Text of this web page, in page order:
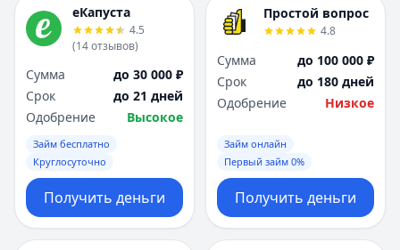
еКапуста
4.5
(14отзывов)
Сумма
до 30 000 ₽
Срок
до 21 дней
Одобрение
Высокое
Займ бесплатно
Круглосуточно
Получить деньги
Простой вопрос
4.8
Сумма
до 100 000 ₽
Срок
до 180 дней
Одобрение
Низкое
Займ онлайн
Первый займ 0%
Получить деньги